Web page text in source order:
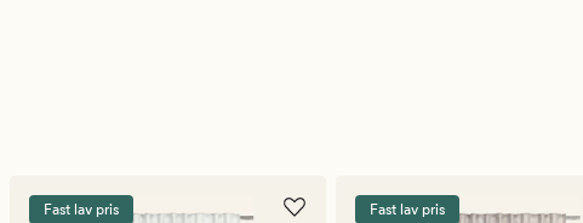
Fast lav pris Fast lav pris